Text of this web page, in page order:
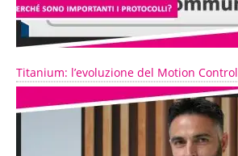
Titanium: l’evoluzione del Motion Control